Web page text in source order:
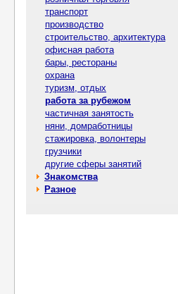
транспорт
производство
строительство, архитектура
офисная работа
бары, рестораны
охрана
туризм, отдых
работа за рубежом
частичная занятость
няни, домработницы
стажировка, волонтеры
грузчики
другие сферы занятий
Знакомства
Разное